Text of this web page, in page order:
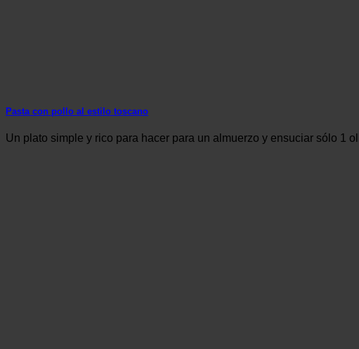
Pasta con pollo al estilo toscano
Un plato simple y rico para hacer para un almuerzo y ensuciar sólo 1